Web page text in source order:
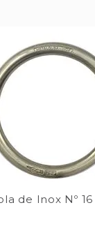
de Inox Nº